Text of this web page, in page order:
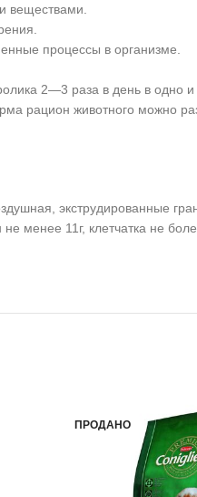
веществами.
процессы в организме.
2—3 раза в день в одно и
рацион животного можно
экструдированные
менее 11г, клетчатка не
ПРОДАНО